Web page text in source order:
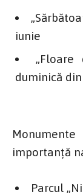
iunie
duminică
importanță
Parcul